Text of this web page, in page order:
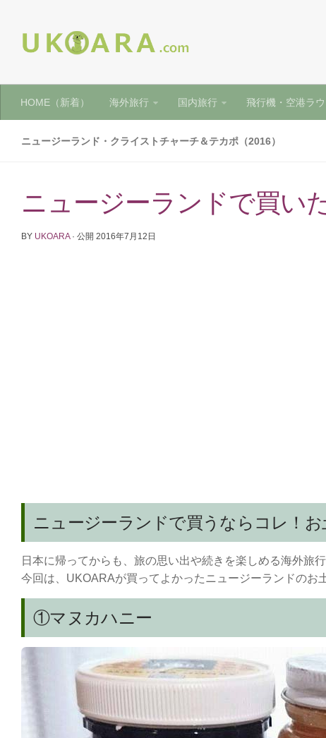
HOME（新着） 海外旅行 国内旅行 飛行機・空港ラ
ニュージーランド・クライストチャーチ＆テカポ（2016）
ニュージーランドで買い
BY UKOARA · 公開 2016年7月12日
ニュージーランドで買うならコレ！お
日本に帰ってからも、旅の思い出や続きを楽しめる海外旅行
今回は、UKOARAが買ってよかったニュージーランドのお
①マヌカハニー